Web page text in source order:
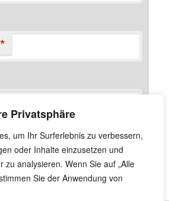
Privatsphäre
um Ihr Surferlebnis zu verbessern,
oder Inhalte einzusetzen und
zu analysieren. Wenn Sie auf „Alle
Sie der Anwendung von
*
und Website in diesem Browser
Kommentar speichern.